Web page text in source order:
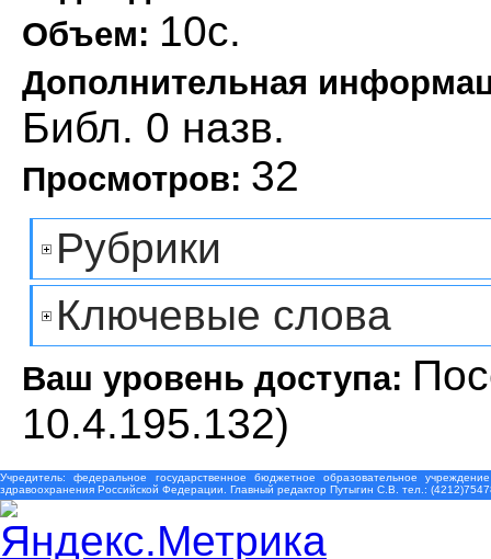
Объем: 10с.
Дополнительная
Библ. 0 назв.
Просмотров: 32
Рубрики
Ключевые слова
Ваш уровень доступа:
10.4.195.132)
Учредитель: федеральное государственное бюджетное образовательное
здравоохранения Российской Федерации. Главный редактор Путыгин С.В. тел.: